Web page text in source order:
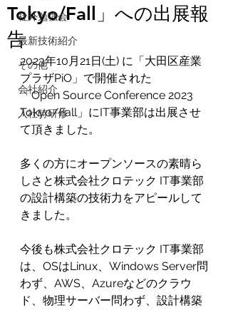
社外勉強会
最新技術紹介
その他
会社紹介
入社時研修
Tokyo/Fall」への出展報
告
2023年10月21日(土) に「大田区産業
プラザPiO」で開催された
「Open Source Conference 2023
Tokyo/Fall」にIT事業部は出展させ
て頂きました。
多くの方にオープンソースの素晴ら
しさと株式会社クロテック IT事業部
の設計構築の技術力をアピールして
きました。
今後も株式会社クロテック IT事業部
は、OSはLinux、Windows Server問
わず、AWS、Azureなどのクラウ
ド、物理サーバー問わず、設計構築